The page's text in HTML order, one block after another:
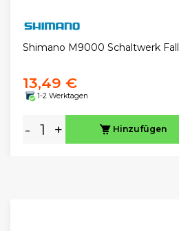
Shimano M9000 Schaltwerk Fall
13,49 €
1-2 Werktagen
- + Hinzufügen